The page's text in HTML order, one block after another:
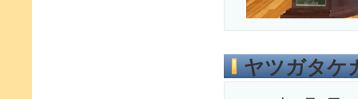
ヤツガタケ